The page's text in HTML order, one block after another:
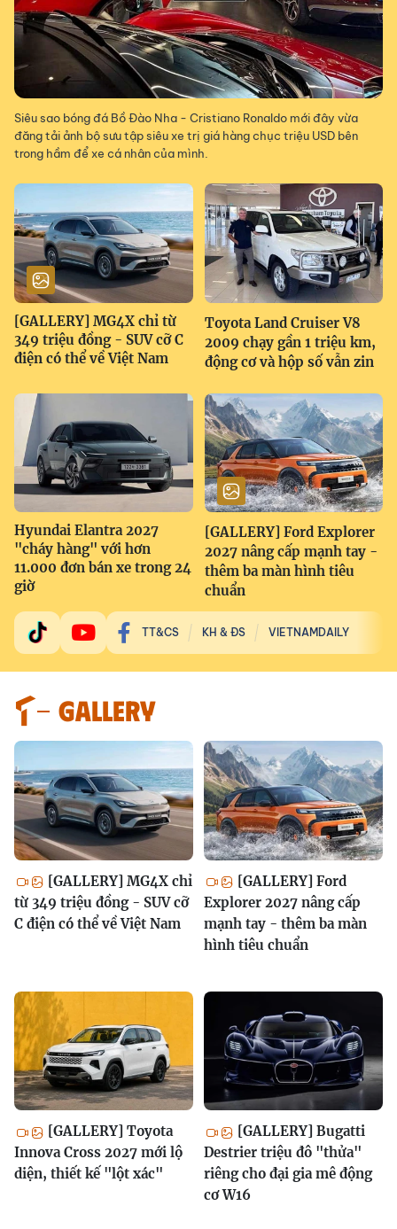
Siêu sao bóng đá Bồ Đào Nha - Cristiano Ronaldo mới đây vừa
đăng tải ảnh bộ sưu tập siêu xe trị giá hàng chục triệu USD bên
trong hầm để xe cá nhân của mình.
[GALLERY] MG4X chỉ từ
349 triệu đồng - SUV cỡ C
điện có thể về Việt Nam
Toyota Land Cruiser V8
2009 chạy gần 1 triệu km,
động cơ và hộp số vẫn zin
Hyundai Elantra 2027
"cháy hàng" với hơn
11.000 đơn bán xe trong 24
giờ
[GALLERY] Ford Explorer
2027 nâng cấp mạnh tay -
thêm ba màn hình tiêu
chuẩn
TT&CS KH & ĐS VIETNAMDAILY
GALLERY
[GALLERY] MG4X chỉ
từ 349 triệu đồng - SUV cỡ
C điện có thể về Việt Nam
[GALLERY] Ford
Explorer 2027 nâng cấp
mạnh tay - thêm ba màn
hình tiêu chuẩn
[GALLERY] Toyota
Innova Cross 2027 mới lộ
diện, thiết kế "lột xác"
[GALLERY] Bugatti
Destrier triệu đô "thửa"
riêng cho đại gia mê động
cơ W16